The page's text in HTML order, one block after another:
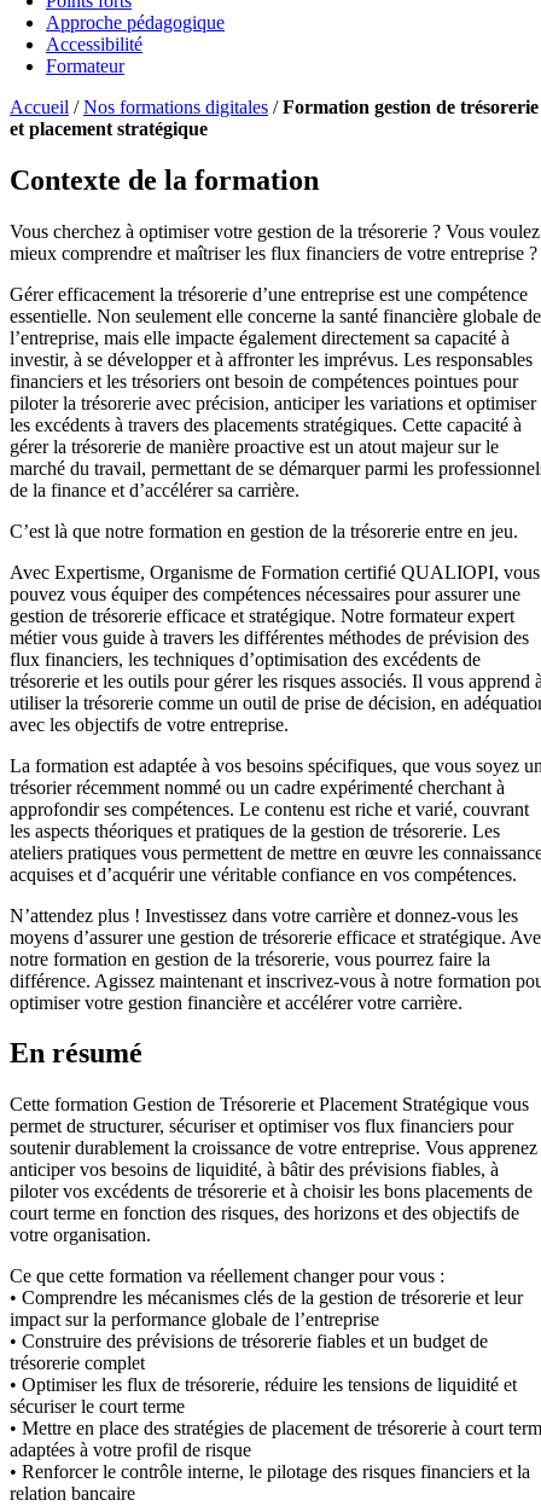
Approche pédagogique
Accessibilité
Formateur
Accueil /Nos formations digitales /Formation gestion de trésorerie
et placement stratégique
Contexte de la formation
Vous cherchez à optimiser votre gestion de la trésorerie ? Vous voulez
mieux comprendre et maîtriser les flux financiers de votre entreprise ?
Gérer efficacement la trésorerie d’une entreprise est une compétence
essentielle. Non seulement elle concerne la santé financière globale de
l’entreprise, mais elle impacte également directement sa capacité à
investir, à se développer et à affronter les imprévus. Les responsables
financiers et les trésoriers ont besoin de compétences pointues pour
piloter la trésorerie avec précision, anticiper les variations et optimiser
les excédents à travers des placements stratégiques. Cette capacité à
gérer la trésorerie de manière proactive est un atout majeur sur le
marché du travail, permettant de se démarquer parmi les
de la finance et d’accélérer sa carrière.
C’est là que notre formation en gestion de la trésorerie entre en jeu.
Avec Expertisme, Organisme de Formation certifié QUALIOPI, vous
pouvez vous équiper des compétences nécessaires pour assurer une
gestion de trésorerie efficace et stratégique. Notre formateur expert
métier vous guide à travers les différentes méthodes de prévision des
flux financiers, les techniques d’optimisation des excédents de
trésorerie et les outils pour gérer les risques associés. Il vous apprend
utiliser la trésorerie comme un outil de prise de décision, en
avec les objectifs de votre entreprise.
La formation est adaptée à vos besoins spécifiques, que vous soyez
trésorier récemment nommé ou un cadre expérimenté cherchant à
approfondir ses compétences. Le contenu est riche et varié, couvrant
les aspects théoriques et pratiques de la gestion de trésorerie. Les
ateliers pratiques vous permettent de mettre en œuvre les
acquises et d’acquérir une véritable confiance en vos compétences.
N’attendez plus ! Investissez dans votre carrière et donnez-vous les
moyens d’assurer une gestion de trésorerie efficace et stratégique.
notre formation en gestion de la trésorerie, vous pourrez faire la
différence. Agissez maintenant et inscrivez-vous à notre formation
optimiser votre gestion financière et accélérer votre carrière.
En résumé
Cette formation Gestion de Trésorerie et Placement Stratégique vous
permet de structurer, sécuriser et optimiser vos flux financiers pour
soutenir durablement la croissance de votre entreprise. Vous apprenez
anticiper vos besoins de liquidité, à bâtir des prévisions fiables, à
piloter vos excédents de trésorerie et à choisir les bons placements de
court terme en fonction des risques, des horizons et des objectifs de
votre organisation.
Ce que cette formation va réellement changer pour vous :
• Comprendre les mécanismes clés de la gestion de trésorerie et leur
impact sur la performance globale de l’entreprise
• Construire des prévisions de trésorerie fiables et un budget de
trésorerie complet
• Optimiser les flux de trésorerie, réduire les tensions de liquidité et
sécuriser le court terme
• Mettre en place des stratégies de placement de trésorerie à court
adaptées à votre profil de risque
• Renforcer le contrôle interne, le pilotage des risques financiers et la
relation bancaire